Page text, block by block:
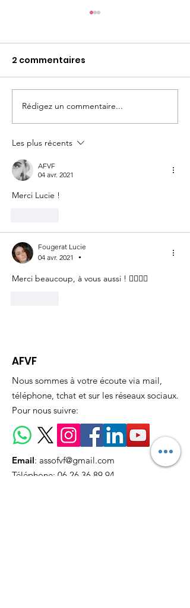
WEBINAIRE #1 Parler
est un Besoin, Ecouter
est un Art
2 commentaires
Rédigez un commentaire...
Les plus récents
AFVF
04 avr. 2021
Merci Lucie !
Fougerat Lucie
04 avr. 2021
•
Merci beaucoup, à vous aussi ! 👍🏼🍫🐣
AFVF
Nous sommes à votre écoute via mail,
téléphone, tchat et sur les réseaux sociaux.
Pour nous suivre:
Email: assofvf@gmail.com
Téléphone: 06 26 36 89 94